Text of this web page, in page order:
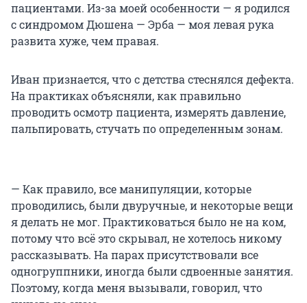
пациентами. Из-за моей особенности — я родился
с синдромом Дюшена — Эрба — моя левая рука
развита хуже, чем правая.
Иван признается, что с детства стеснялся дефекта.
На практиках объясняли, как правильно
проводить осмотр пациента, измерять давление,
пальпировать, стучать по определенным зонам.
— Как правило, все манипуляции, которые
проводились, были двуручные, и некоторые вещи
я делать не мог. Практиковаться было не на ком,
потому что всё это скрывал, не хотелось никому
рассказывать. На парах присутствовали все
одногруппники, иногда были сдвоенные занятия.
Поэтому, когда меня вызывали, говорил, что